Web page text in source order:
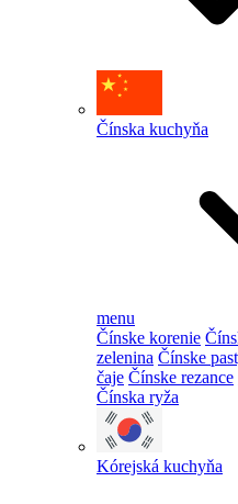
Čínska kuchyňa
menu
Čínske korenie
zelenina Čínske
čaje Čínske rezance
Čínska ryža
Kórejská kuchyňa